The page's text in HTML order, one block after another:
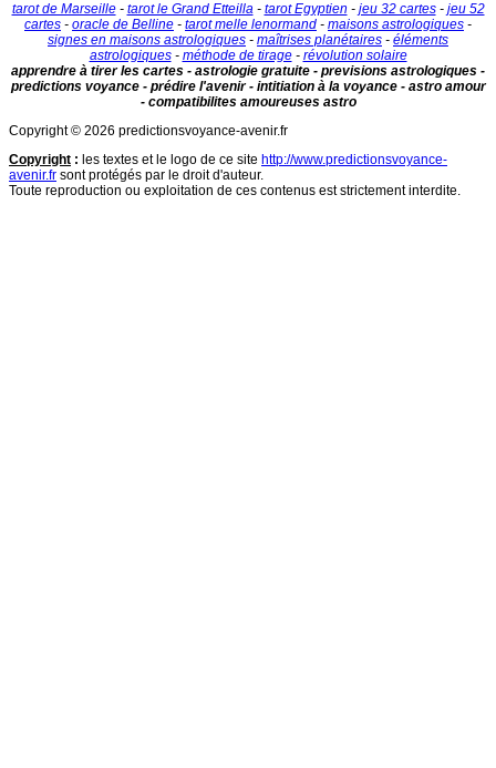
tarot de Marseille- tarot le Grand Etteilla- tarot Egyptien - jeu 32 cartes- jeu 52
cartes - oracle de Belline - tarot melle lenormand - maisons astrologiques -
signes en maisons astrologiques - maîtrises planétaires - éléments
astrologiques- méthode de tirage- révolution solaire
apprendre à tirer les cartes - astrologie gratuite - previsions astrologiques -
predictions voyance - prédire l'avenir - intitiation à la voyance - astro amour
- compatibilites amoureuses astro
Copyright © 2026 predictionsvoyance-avenir.fr
Copyright : les textes et le logo de ce site http://www.predictionsvoyance-
avenir.fr sont protégés par le droit d'auteur.
Toute reproduction ou exploitation de ces contenus est strictement interdite.